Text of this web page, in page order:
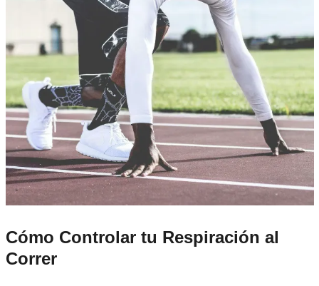
Cómo Controlar tu Respiración al
Correr